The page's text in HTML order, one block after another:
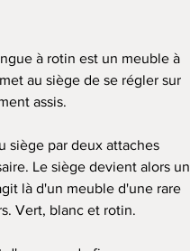
à rotin est un meuble à
au siège de se régler sur
assis.
siège par deux attaches
Le siège devient alors un
là d'un meuble d'une rare
Vert, blanc et rotin.